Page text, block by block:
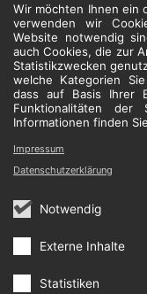
Wir möchten Ihnen ein
verwenden wir
Website notwendig
auch Cookies, die zur
Statistikzwecken
welche Kategorien
dass auf Basis Ihrer
Funktionalitäten der
Informationen finden
Notwendig
Externe Inhalte
Statistiken
Impressum
Datenschutzerklärung